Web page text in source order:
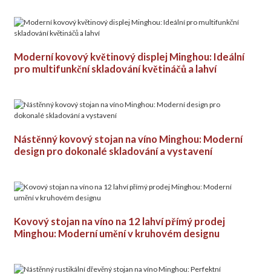
Moderní kovový květinový displej Minghou: Ideální
pro multifunkční skladování květináčů a lahví
Nástěnný kovový stojan na víno Minghou: Moderní
design pro dokonalé skladování a vystavení
Kovový stojan na víno na 12 lahví přímý prodej
Minghou: Moderní umění v kruhovém designu